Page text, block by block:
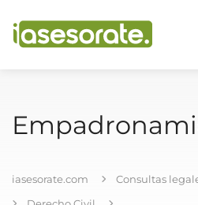
iasesorate.com
Consultas